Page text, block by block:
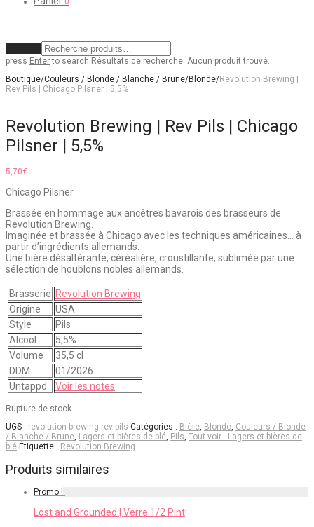
press Enterto search Résultats de recherche: Aucun produit trouvé.
Boutique/Couleurs / Blonde / Blanche / Brune/Blonde/Revolution Brewing |
Rev Pils | Chicago Pilsner | 5,5%
Revolution Brewing | Rev Pils | Chicago
Pilsner | 5,5%
5,70€
Chicago Pilsner.
Brassée en hommage aux ancêtres bavarois des brasseurs de
Revolution Brewing.
Imaginée et brassée à Chicago avec les techniques américaines… à
partir d’ingrédients allemands.
Une bière désaltérante, céréalière, croustillante, sublimée par une
sélection de houblons nobles allemands.
Brasserie Revolution Brewing
Origine
USA
Style
Pils
Alcool
5,5%
Volume
35,5 cl
DDM
01/2026
Untappd
Voir les notes
Rupture de stock
UGS : revolution-brewing-rev-pils Catégories : Bière, Blonde, Couleurs / Blonde
/ Blanche / Brune, Lagers et bières de blé, Pils, Tout voir - Lagers et bières de
blé Étiquette : Revolution Brewing
Produits similaires
Promo !
Lost and Grounded | Verre 1/2 Pint